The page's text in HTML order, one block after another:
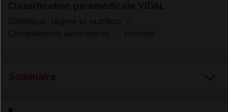
Sommaire